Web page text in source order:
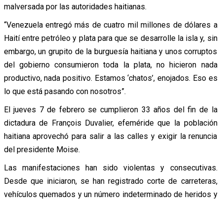
malversada por las autoridades haitianas.
“Venezuela entregó más de cuatro mil millones de dólares a
Haití entre petróleo y plata para que se desarrolle la isla y, sin
embargo, un grupito de la burguesía haitiana y unos corruptos
del gobierno consumieron toda la plata, no hicieron nada
productivo, nada positivo. Estamos ‘chatos’, enojados. Eso es
lo que está pasando con nosotros”.
El jueves 7 de febrero se cumplieron 33 años del fin de la
dictadura de François Duvalier, efeméride que la población
haitiana aprovechó para salir a las calles y exigir la renuncia
del presidente Moise.
Las manifestaciones han sido violentas y consecutivas.
Desde que iniciaron, se han registrado corte de carreteras,
vehículos quemados y un número indeterminado de heridos y